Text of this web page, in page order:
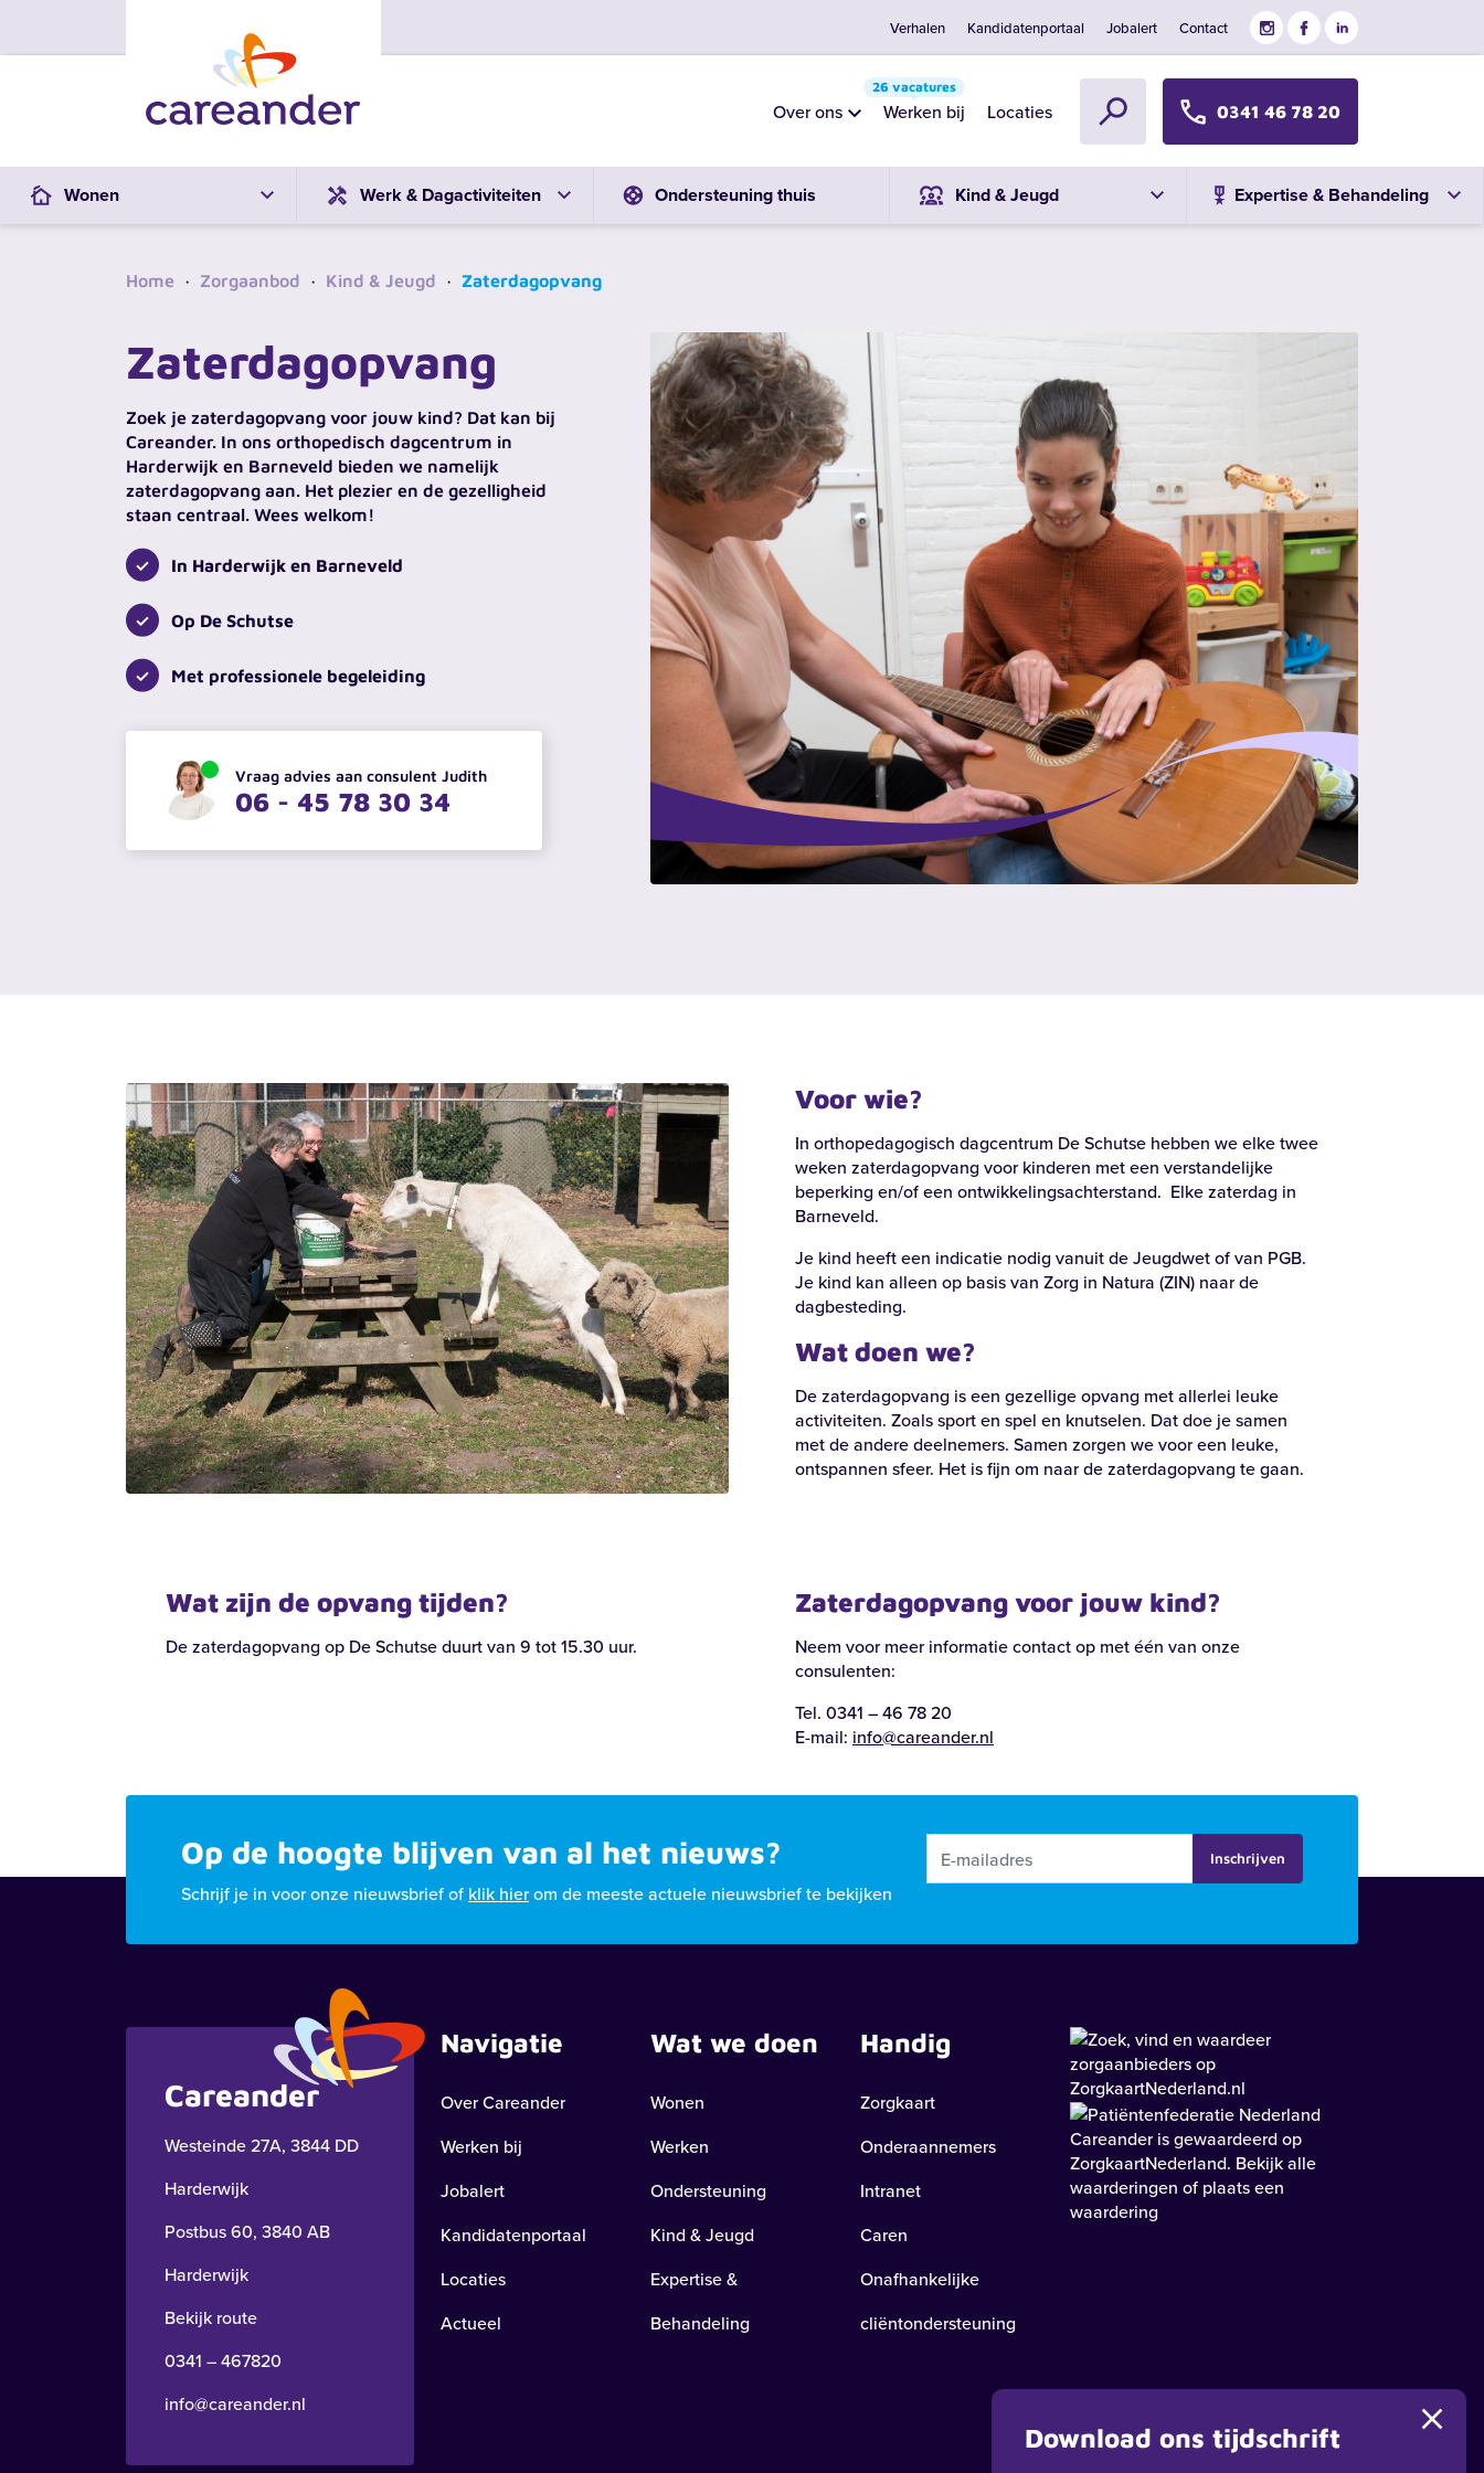
Verhalen Kandidatenportaal Jobalert Contact
Over ons Werken bij
26 vacatures
Locaties 0341 46 78 20
Wonen Werk & Dagactiviteiten Ondersteuning thuis Kind & Jeugd Expertise & Behandeling
Home · Zorgaanbod · Kind & Jeugd · Zaterdagopvang
Zaterdagopvang
Zoek je zaterdagopvang voor jouw kind? Dat kan bij
Careander. In ons orthopedisch dagcentrum in
Harderwijk en Barneveld bieden we namelijk
zaterdagopvang aan. Het plezier en de gezelligheid
staan centraal. Wees welkom!
In Harderwijk en Barneveld
Op De Schutse
Met professionele begeleiding
Vraag advies aan consulent Judith
06 - 45 78 30 34
Voor wie?
In orthopedagogisch dagcentrum De Schutse hebben we elke twee
weken zaterdagopvang voor kinderen met een verstandelijke
beperking en/of een ontwikkelingsachterstand. Elke zaterdag in
Barneveld.
Je kind heeft een indicatie nodig vanuit de Jeugdwet of van PGB.
Je kind kan alleen op basis van Zorg in Natura (ZIN) naar de
dagbesteding.
Wat doen we?
De zaterdagopvang is een gezellige opvang met allerlei leuke
activiteiten. Zoals sport en spel en knutselen. Dat doe je samen
met de andere deelnemers. Samen zorgen we voor een leuke,
ontspannen sfeer. Het is fijn om naar de zaterdagopvang te gaan.
Wat zijn de opvang tijden?
De zaterdagopvang op De Schutse duurt van 9 tot 15.30 uur.
Zaterdagopvang voor jouw kind?
Neem voor meer informatie contact op met één van onze
consulenten:
Tel. 0341 – 46 78 20
E-mail: info@careander.nl
Op de hoogte blijven van al het nieuws?
Schrijf je in voor onze nieuwsbrief of klik hierom de meeste actuele nieuwsbrief te bekijken
Inschrijven
Careander
Westeinde 27A, 3844 DD
Harderwijk
Postbus 60, 3840 AB
Harderwijk
Bekijk route
0341 – 467820
info@careander.nl
Navigatie
Over Careander
Werken bij
Jobalert
Kandidatenportaal
Locaties
Actueel
Wat we doen
Wonen
Werken
Ondersteuning
Kind & Jeugd
Expertise &
Behandeling
Handig
Zorgkaart
Onderaannemers
Intranet
Caren
Onafhankelijke
cliëntondersteuning
Careanderis gewaardeerd op
ZorgkaartNederland. Bekijk alle
waarderingen of plaats een
waardering
Recente zoekopdrachten: Vacatures Werken bij
Locaties Alle locaties
’t Schild Anker Anne Franklaan
Bekijk locatie
Download ons tijdschrift